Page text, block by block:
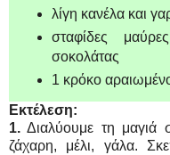
λίγη κανέλα και
σταφίδες
σοκολάτας
1 κρόκο
Εκτέλεση:
1. Διαλύουμε τη μαγιά
ζάχαρη, μέλι, γάλα.